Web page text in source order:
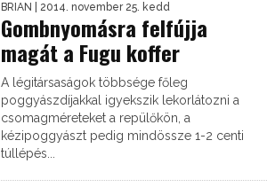
BRIAN | 2014. november 25. kedd
Gombnyomásra felfújja
magát a Fugu koffer
A légitársaságok többsége főleg
poggyászdíjakkal igyekszik lekorlátozni a
csomagméreteket a repülőkön, a
kézipoggyászt pedig mindössze 1-2 centi
túllépés...